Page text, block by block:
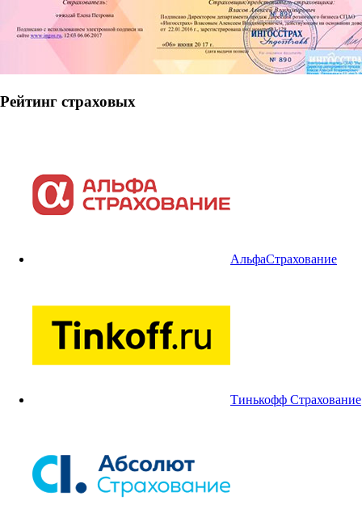
Рейтинг страховых
АльфаСтрахование
Тинькофф Страхование